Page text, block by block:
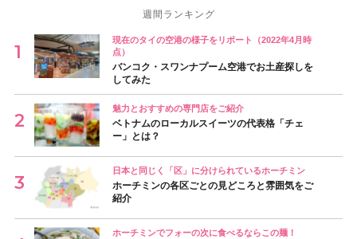
週間ランキング
現在のタイの空港の様子をリポート（2022年4月時
点）
バンコク・スワンナプーム空港でお土産探しを
してみた
魅力とおすすめの専門店をご紹介
ベトナムのローカルスイーツの代表格「チェ
ー」とは？
日本と同じく「区」に分けられているホーチミン
ホーチミンの各区ごとの見どころと雰囲気をご
紹介
ホーチミンでフォーの次に食べるならこの麺！